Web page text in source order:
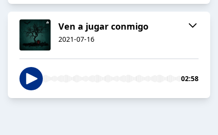
Ven a jugar conmigo
2021-07-16
02:58